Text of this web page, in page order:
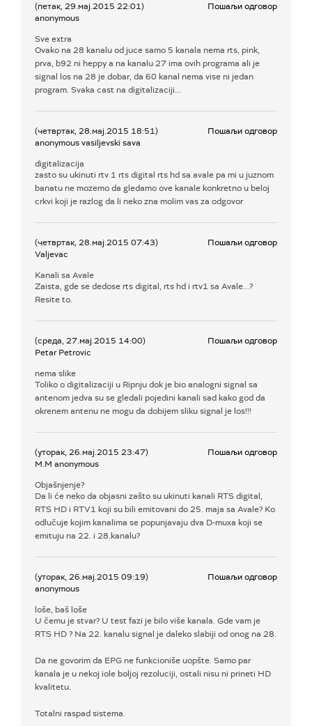
(петак, 29.мај.2015 22:01)
anonymous
Пошаљи одговор
Sve extra
Ovako na 28 kanalu od juce samo 5 kanala nema rts, pink,
prva, b92 ni heppy a na kanalu 27 ima ovih programa ali je
signal los na 28 je dobar, da 60 kanal nema vise ni jedan
program. Svaka cast na digitalizaciji...
(четвртак, 28.мај.2015 18:51)
anonymous vasiljevski sava
Пошаљи одговор
digitalizacija
zasto su ukinuti rtv 1 rts digital rts hd sa avale pa mi u juznom
banatu ne mozemo da gledamo ove kanale konkretno u beloj
crkvi koji je razlog da li neko zna molim vas za odgovor
(четвртак, 28.мај.2015 07:43)
Valjevac
Пошаљи одговор
Kanali sa Avale
Zaista, gde se dedose rts digital, rts hd i rtv1 sa Avale...?
Resite to.
(среда, 27.мај.2015 14:00)
Petar Petrovic
Пошаљи одговор
nema slike
Toliko o digitalizaciji u Ripnju dok je bio analogni signal sa
antenom jedva su se gledali pojedini kanali sad kako god da
okrenem antenu ne mogu da dobijem sliku signal je los!!!
(уторак, 26.мај.2015 23:47)
M.M anonymous
Пошаљи одговор
Objašnjenje?
Da li će neko da objasni zašto su ukinuti kanali RTS digital,
RTS HD i RTV1 koji su bili emitovani do 25. maja sa Avale? Ko
odlučuje kojim kanalima se popunjavaju dva D-muxa koji se
emituju na 22. i 28.kanalu?
(уторак, 26.мај.2015 09:19)
anonymous
Пошаљи одговор
loše, baš loše
U čemu je stvar? U test fazi je bilo više kanala. Gde vam je
RTS HD ? Na 22. kanalu signal je daleko slabiji od onog na 28.
Da ne govorim da EPG ne funkcioniše uopšte. Samo par
kanala je u nekoj iole boljoj rezoluciji, ostali nisu ni prineti HD
kvalitetu.
Totalni raspad sistema.